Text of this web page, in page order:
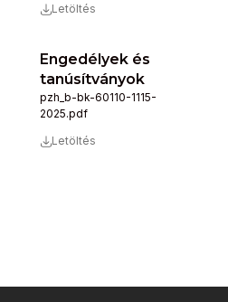
Letöltés
Engedélyek és
tanúsítványok
pzh_b-bk-60110-1115-
2025.pdf
Letöltés